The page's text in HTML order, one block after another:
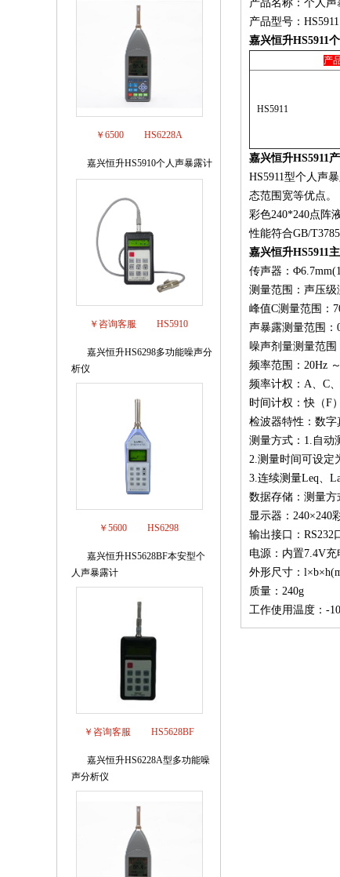
￥6500 HS6228A
嘉兴恒升HS5910个人声暴露计
￥咨询客服 HS5910
嘉兴恒升HS6298多功能噪声分
析仪
￥5600 HS6298
嘉兴恒升HS5628BF本安型个
人声暴露计
￥咨询客服 HS5628BF
嘉兴恒升HS6228A型多功能噪
声分析仪
产品名称：个人声
产品型号：HS5911
嘉兴恒升HS5911
产
HS5911
嘉兴恒升HS5911
HS5911型个人声
态范围宽等优点。
彩色240*240点阵
性能符合GB/
嘉兴恒升HS5911
传声器：
测量范围：声压级
峰值C测量范围：
声暴露测量范围：
噪声剂量测量范围
频率范围：20Hz
频率计权：A、C
时间计权：快（F
检波器特性：数
测量方式：1.自动
2.测量时间可设定
3.连续测量Leq、
数据存储：测量方
显示器：240×240
输出接口：RS232
电源：内置7.4V
外形尺寸：
质量：240g
工作使用温度：-